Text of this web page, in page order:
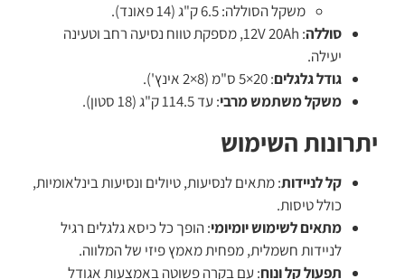
משקל הסוללה: 6.5 ק"ג (14 פאונד).
סוללה
: 12V 20Ah, מספקת טווח נסיעה רחב וטעינה
יעילה.
גודל גלגלים: 20×5 ס"מ (8×2 אינץ').
משקל משתמש מרבי: עד 114.5 ק"ג (18 סטון).
יתרונות השימוש
קל לניידות: מתאים לנסיעות, טיולים ונסיעות בינלאומיות,
כולל טיסות.
מתאים לשימוש יומיומי: הופך כל כיסא גלגלים רגיל
לניידות חשמלית, מפחית מאמץ פיזי של המלווה.
תפעול קל ונוח: עם בקרה פשוטה באמצעות אגודל